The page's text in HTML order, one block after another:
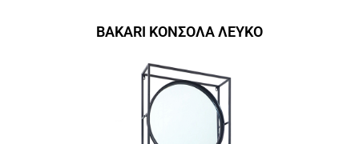
BAKARI ΚΟΝΣΟΛΑ ΛΕΥΚΟ